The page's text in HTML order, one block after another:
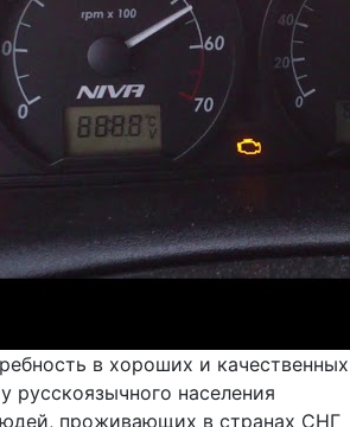
в хороших и качественных
русскоязычного населения
проживающих в странах СНГ